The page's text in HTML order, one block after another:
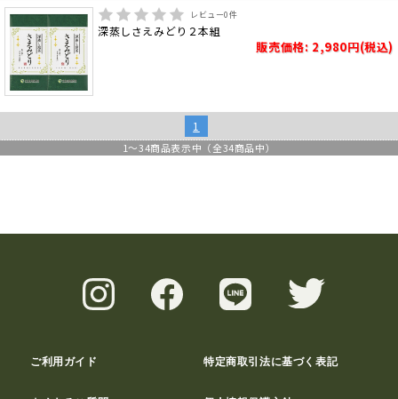
レビュー0件
深蒸しさえみどり２本組
販売価格: 2,980円(税込)
1
1～34商品表示中（全34商品中）
ご利用ガイド 特定商取引法に基づく表記